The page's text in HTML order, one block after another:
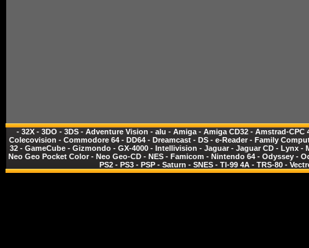
- 32X - 3DO - 3DS - Adventure Vision - alu - Amiga - Amiga CD32 - Amstrad-CPC
Colecovision - Commodore 64- DD64- Dreamcast- DS- e-Reader- Family
32 - GameCube - Gizmondo - GX-4000 - Intellivision - Jaguar - Jaguar CD - Lynx -
Neo Geo Pocket Color - Neo Geo-CD - NES - Famicom - Nintendo 64 - Odyssey -
PS2 - PS3 - PSP - Saturn - SNES - TI-99 4A - TRS-80 -